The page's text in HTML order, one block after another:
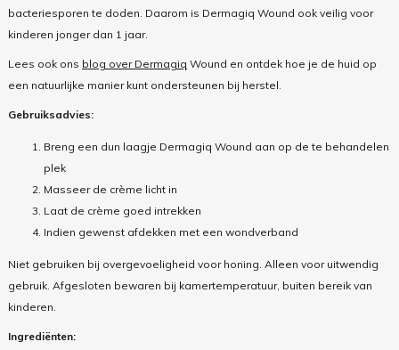
bacteriesporen te doden. Daarom is Dermagiq Wound ook veilig voor
kinderen jonger dan 1 jaar.
Lees ook ons blog over Dermagiq Wound en ontdek hoe je de huid op
een natuurlijke manier kunt ondersteunen bij herstel.
Gebruiksadvies:
Breng een dun laagje Dermagiq Wound aan op de te behandelen
plek
Masseer de crème licht in
Laat de crème goed intrekken
Indien gewenst afdekken met een wondverband
Niet gebruiken bij overgevoeligheid voor honing. Alleen voor uitwendig
gebruik. Afgesloten bewaren bij kamertemperatuur, buiten bereik van
kinderen.
Ingrediënten: